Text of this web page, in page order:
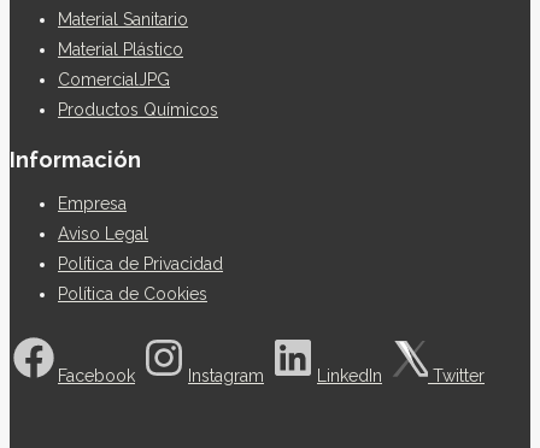
Material Sanitario
Material Plástico
ComercialJPG
Productos Químicos
Información
Empresa
Aviso Legal
Política de Privacidad
Política de Cookies
Facebook Instagram LinkedIn Twitter